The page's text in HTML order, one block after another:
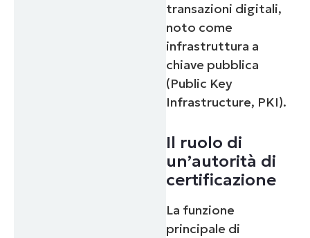
transazioni digitali,
noto come
infrastruttura a
chiave pubblica
(Public Key
Infrastructure, PKI).
Il ruolo di
un’autorità di
certificazione
La funzione
principale di